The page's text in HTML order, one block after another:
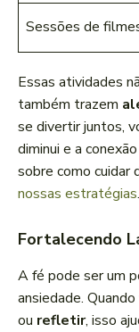
Sessões de
Essas atividades
também trazem
se divertir juntos,
diminui e a
sobre como cuidar
nossas estratégias.
Fortalecendo
A fé pode ser um
ansiedade.
ou refletir, isso